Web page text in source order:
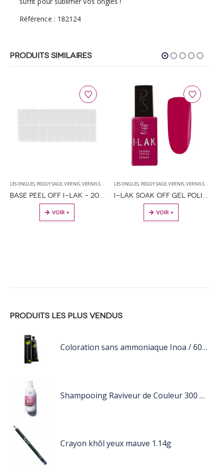
Référence : 182124
PRODUITS SIMILAIRES
LES ONGLES, PEGGY SAGE,VERNIS,VERNIS SEMI PERMANENT
BASE PEEL OFF I-LAK – 20 PATCHS ADHÉSIFS
VOIR +
LES ONGLES, PEGGY SAGE,VERNIS,VERNIS SEMI PERMANENT
I-LAK SOAK OFF GEL POLISH RUMBA LATINA – 11ML
VOIR +
PRODUITS LES PLUS VENDUS
Coloration sans ammoniaque Inoa / 60ML
Shampooing Raviveur de Couleur 300 ml Rose de Schwarzkopf Professional
Crayon khôl yeux mauve 1.14g